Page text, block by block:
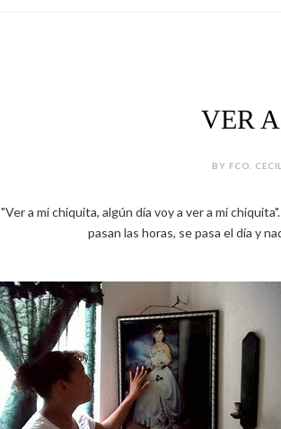
VER
BY FCO.
"Ver a mi chiquita, algún día voy a ver a mi
pasan las horas, se pasa el día y